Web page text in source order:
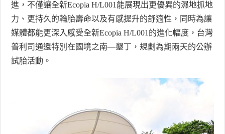
進，不僅讓全新Ecopia H/L001 能展現出更優異的濕地抓地
力、更持久的輪胎壽命以及有感提升的舒適性，同時為讓
媒體都能更深入感受全新Ecopia H/L001 的進化幅度，台灣
普利司通還特別在國境之南—墾丁，規劃為期兩天的公辦
試胎活動。